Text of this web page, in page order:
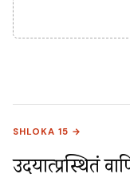
SHLOKA 15 →
उदयात्प्रस्थितं